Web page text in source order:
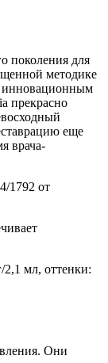
поколения для
методике
инновационным
прекрасно
еще
врача-
1792 от
мл, оттенки:
Они